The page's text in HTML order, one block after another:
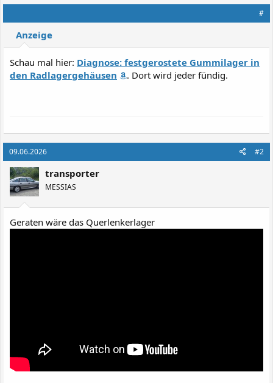
#
Anzeige
Schau mal hier: Diagnose: festgerostete Gummilager in
den Radlagergehäusen
. Dort wird jeder fündig.
09.06.2026 #2
transporter
MESSIAS
Geraten wäre das Querlenkerlager